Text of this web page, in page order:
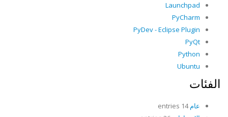
Launchpad
PyCharm
PyDev - Eclipse Plugin
PyQt
Python
Ubuntu
الفئات
عام14 entries